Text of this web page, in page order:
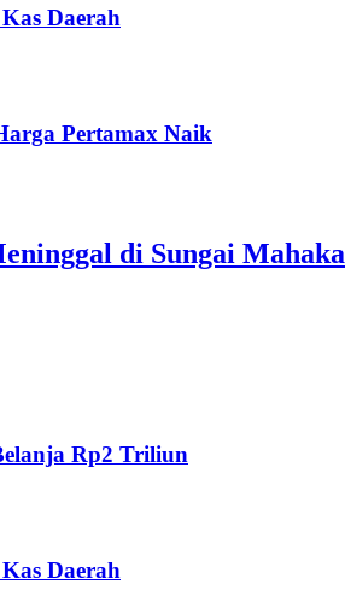
Daerah
Pertamax Naik
di Sungai
Rp2 Triliun
Daerah